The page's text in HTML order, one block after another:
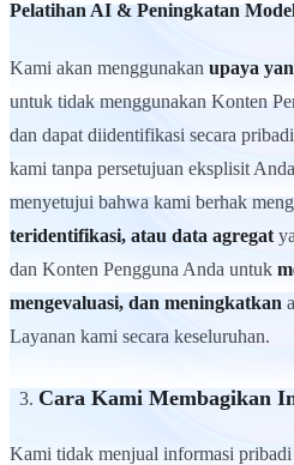
Pelatihan AI & Peningkatan
Kami akan menggunakan upaya
untuk tidak menggunakan Konten
dan dapat diidentifikasi secara
kami tanpa persetujuan eksplisit
menyetujui bahwa kami berhak
teridentifikasi, atau data agregat
dan Konten Pengguna Anda untuk
mengevaluasi, dan meningkatkan
Layanan kami secara keseluruhan.
Cara Kami Membagikan
Kami tidak menjual informasi